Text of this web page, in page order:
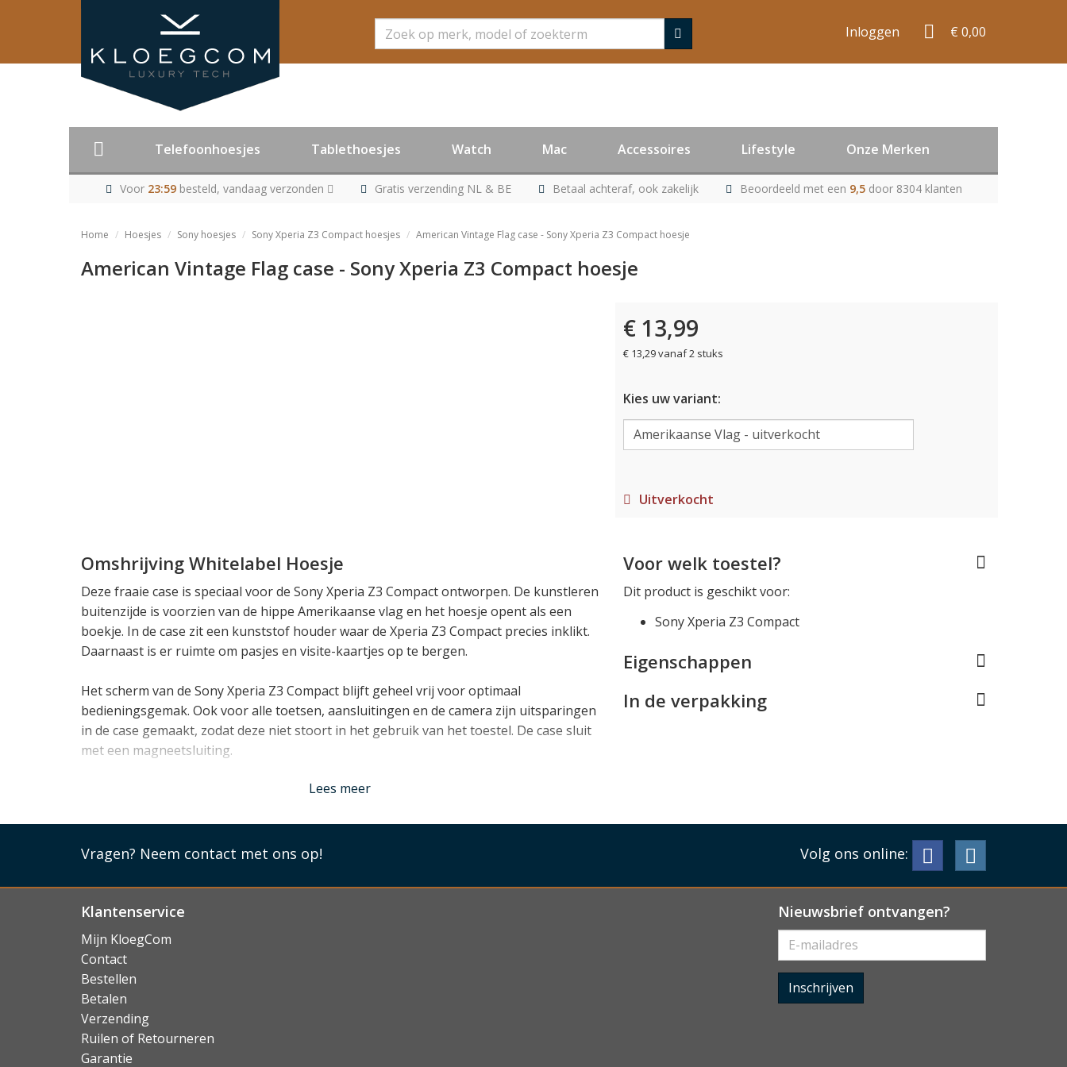
Zoeken Inloggen € 0,00
Telefoonhoesjes Tablethoesjes Watch Mac Accessoires Lifestyle Onze Merken
Voor 23:59besteld, vandaag verzonden Gratis verzending NL & BE Betaal achteraf, ook zakelijk Beoordeeld met een 9,5 door 8304 klanten
Home Hoesjes Sony hoesjes Sony Xperia Z3 Compact hoesjes American Vintage Flag case - Sony Xperia Z3 Compact hoesje
American Vintage Flag case - Sony Xperia Z3 Compact hoesje
€ 13,99
€ 13,29 vanaf 2 stuks
Kies uw variant:
Uitverkocht
Omshrijving Whitelabel Hoesje
Deze fraaie case is speciaal voor de Sony Xperia Z3 Compact ontworpen. De kunstleren
buitenzijde is voorzien van de hippe Amerikaanse vlag en het hoesje opent als een
boekje. In de case zit een kunststof houder waar de Xperia Z3 Compact precies inklikt.
Daarnaast is er ruimte om pasjes en visite-kaartjes op te bergen.
Het scherm van de Sony Xperia Z3 Compact blijft geheel vrij voor optimaal
bedieningsgemak. Ook voor alle toetsen, aansluitingen en de camera zijn uitsparingen
in de case gemaakt, zodat deze niet stoort in het gebruik van het toestel. De case sluit
met een magneetsluiting.
Lees minder
Lees meer
Voor welk toestel?
Dit product is geschikt voor:
Sony Xperia Z3 Compact
Eigenschappen
In de verpakking
Vragen? Neem contact met ons op! Volg ons online:
Klantenservice
Mijn KloegCom
Contact
Bestellen
Betalen
Verzending
Ruilen of Retourneren
Garantie
Nieuwsbrief ontvangen?
Inschrijven